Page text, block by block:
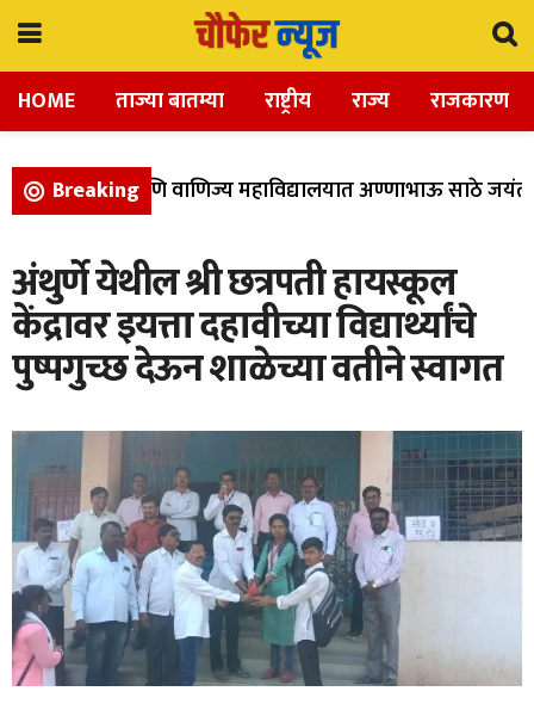
HOME ताज्या बातम्या राष्ट्रीय राज्य राजकारण
Breaking
विज्ञान, आणि वाणिज्य महाविद्यालयात अण्णाभाऊ साठे जयंती
अंथुर्णे येथील श्री छत्रपती हायस्कूल
केंद्रावर इयत्ता दहावीच्या विद्यार्थ्यांचे
पुष्पगुच्छ देऊन शाळेच्या वतीने स्वागत